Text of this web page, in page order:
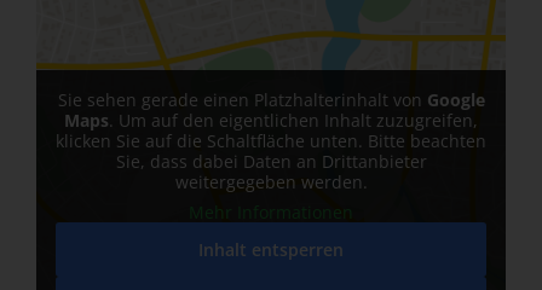
Sie sehen gerade einen Platzhalterinhalt von Google
Maps. Um auf den eigentlichen Inhalt zuzugreifen,
klicken Sie auf die Schaltfläche unten. Bitte beachten
Sie, dass dabei Daten an Drittanbieter
weitergegeben werden.
Mehr Informationen
Inhalt entsperren